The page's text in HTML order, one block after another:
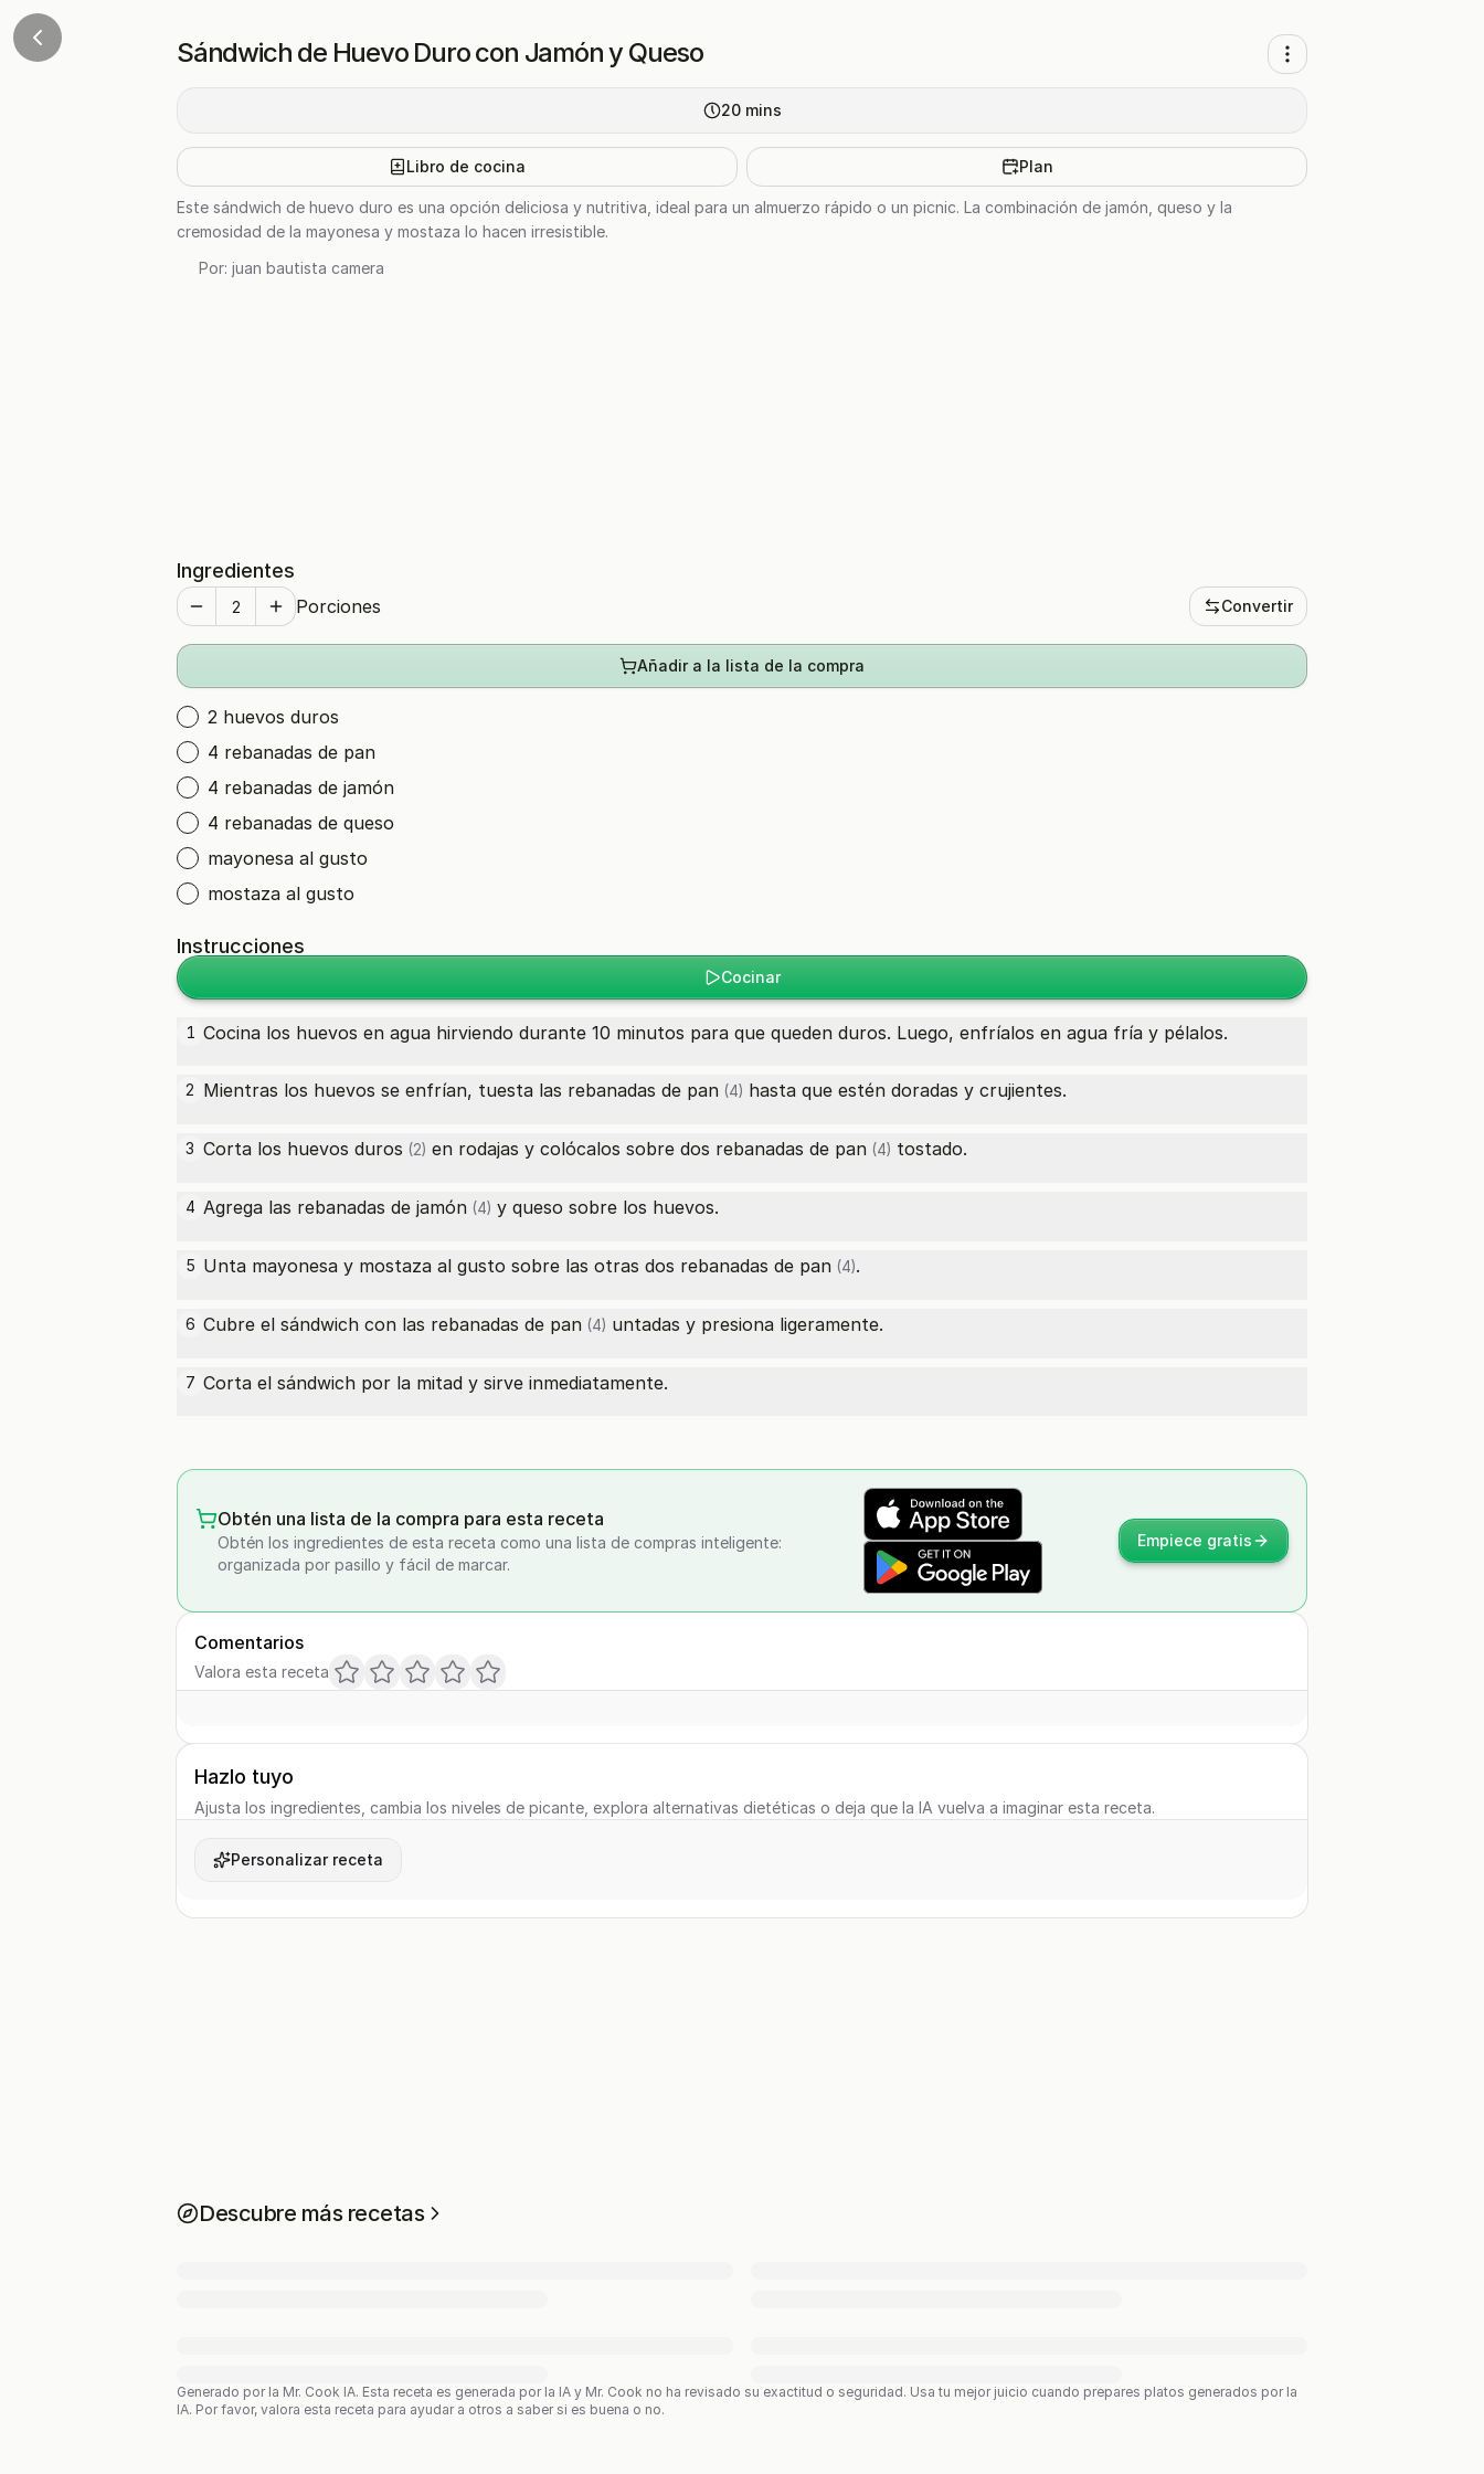
Sándwich de Huevo Duro con Jamón y Queso
20 mins
Libro de cocina Plan
Este sándwich de huevo duro es una opción deliciosa y nutritiva, ideal para un almuerzo rápido o un picnic. La combinación de jamón, queso y la
cremosidad de la mayonesa y mostaza lo hacen irresistible.
Por: juan bautista camera
Ingredientes
Porciones Convertir
Añadir a la lista de la compra
2 huevos duros
4 rebanadas de pan
4 rebanadas de jamón
4 rebanadas de queso
mayonesa al gusto
mostaza al gusto
Instrucciones
Cocinar
1 Cocina los huevos en agua hirviendo durante 10 minutos para que queden duros. Luego, enfríalos en agua fría y pélalos.
2 Mientras los huevos se enfrían, tuesta las rebanadas de pan (4) hasta que estén doradas y crujientes.
3 Corta los huevos duros (2) en rodajas y colócalos sobre dos rebanadas de pan (4) tostado.
4 Agrega las rebanadas de jamón (4) y queso sobre los huevos.
5 Unta mayonesa y mostaza al gusto sobre las otras dos rebanadas de pan (4).
6 Cubre el sándwich con las rebanadas de pan (4) untadas y presiona ligeramente.
7 Corta el sándwich por la mitad y sirve inmediatamente.
Obtén una lista de la compra para esta receta
Obtén los ingredientes de esta receta como una lista de compras inteligente:
organizada por pasillo y fácil de marcar.
Empiece gratis
Comentarios
Valora esta receta
Hazlo tuyo
Ajusta los ingredientes, cambia los niveles de picante, explora alternativas dietéticas o deja que la IA vuelva a imaginar esta receta.
Personalizar receta
Descubre más recetas
Generado por la Mr. Cook IA. Esta receta es generada por la IA y Mr. Cook no ha revisado su exactitud o seguridad. Usa tu mejor juicio cuando prepares platos generados por la
IA. Por favor, valora esta receta para ayudar a otros a saber si es buena o no.